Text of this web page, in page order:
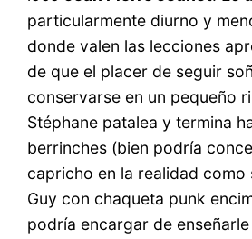
particularmente diurno y
donde valen las lecciones
de que el placer de seguir
conservarse en un pequeño
Stéphane patalea y termina
berrinches (bien podría
capricho en la realidad como
Guy con chaqueta punk
podría encargar de